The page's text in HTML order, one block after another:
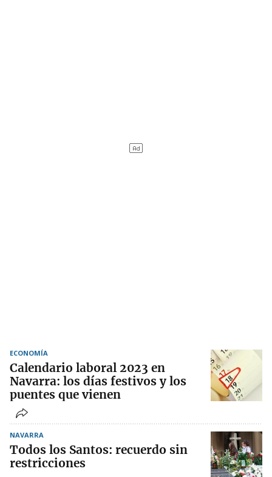
ECONOMÍA
Calendario laboral 2023 en
Navarra: los días festivos y los
puentes que vienen
NAVARRA
Todos los Santos: recuerdo sin
restricciones